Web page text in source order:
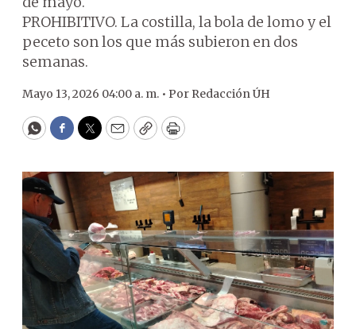
PROHIBITIVO. La costilla, la bola de lomo y el
peceto son los que más subieron en dos
semanas.
Mayo 13, 2026 04:00 a. m. • Por Redacción ÚH
WhatsApp
Facebook
Twitter
EmailCopyPrint